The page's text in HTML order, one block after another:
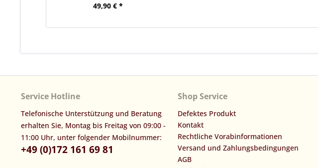
49,90 € *
Service Hotline
Telefonische Unterstützung und Beratung
erhalten Sie, Montag bis Freitag von 09:00 -
11:00 Uhr, unter folgender Mobilnummer:
+49 (0)172 161 69 81
Shop Service
Defektes Produkt
Kontakt
Rechtliche Vorabinformationen
Versand und Zahlungsbedingungen
AGB